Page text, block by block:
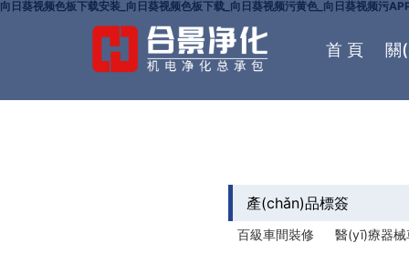
向日葵视频色板下载安装_向日葵视频色板下载_向日葵视频污黄色_向日葵视频污
首 頁 關
產(chǎn)品標簽
百級車間裝修
醫(yī)療器械